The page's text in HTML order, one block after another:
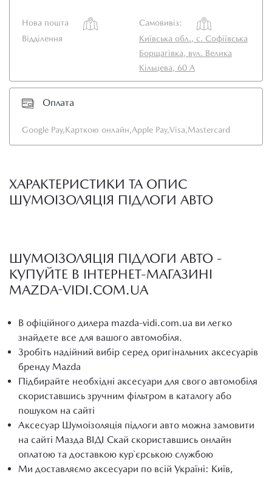
Нова пошта
Самовивіз:
Відділення
Київська обл., с. Софіївська
Борщагівка, вул. Велика
Кільцева, 60 А
Оплата
Google Pay,Карткою онлайн,Apple Pay,Visa,Mastercard
ХАРАКТЕРИСТИКИ ТА ОПИС
ШУМОІЗОЛЯЦІЯ ПІДЛОГИ АВТО
ШУМОІЗОЛЯЦІЯ ПІДЛОГИ АВТО -
КУПУЙТЕ В ІНТЕРНЕТ-МАГАЗИНІ
MAZDA-VIDI.COM.UA
В офіційного дилера mazda-vidi.com.ua ви легко
знайдете все для вашого автомобіля.
Зробіть надійний вибір серед оригінальних аксесуарів
бренду Mazda
Підбирайте необхідні аксесуари для свого автомобіля
скориставшись зручним фільтром в каталогу або
пошуком на сайті
Аксесуар Шумоізоляція підлоги авто можна замовити
на сайті Мазда ВІДІ Скай скориставшись онлайн
оплатою та доставкою кур`єрською службою
Ми доставляємо аксесуари по всій Україні: Київ,